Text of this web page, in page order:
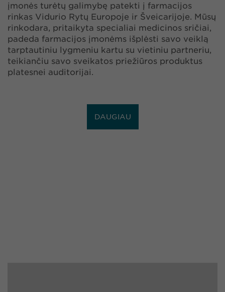
įmonės turėtų galimybę patekti į farmacijos
rinkas Vidurio Rytų Europoje ir Šveicarijoje. Mūsų
rinkodara, pritaikyta specialiai medicinos sričiai,
padeda farmacijos įmonėms išplėsti savo veiklą
tarptautiniu lygmeniu kartu su vietiniu partneriu,
teikiančiu savo sveikatos priežiūros produktus
platesnei auditorijai.
DAUGIAU